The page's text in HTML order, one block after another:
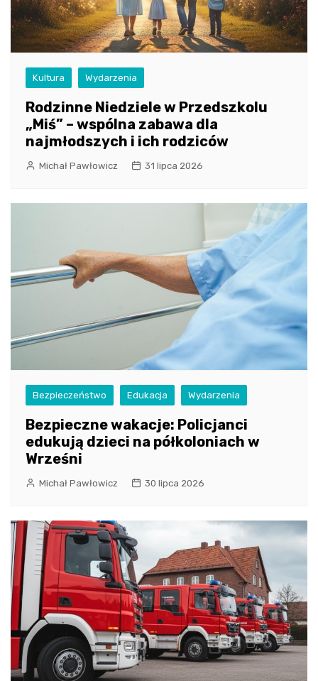
Kultura Wydarzenia
Rodzinne Niedziele w Przedszkolu
„Miś” – wspólna zabawa dla
najmłodszych i ich rodziców
Michał Pawłowicz 31 lipca 2026
Bezpieczeństwo Edukacja Wydarzenia
Bezpieczne wakacje: Policjanci
edukują dzieci na półkoloniach w
Wrześni
Michał Pawłowicz 30 lipca 2026